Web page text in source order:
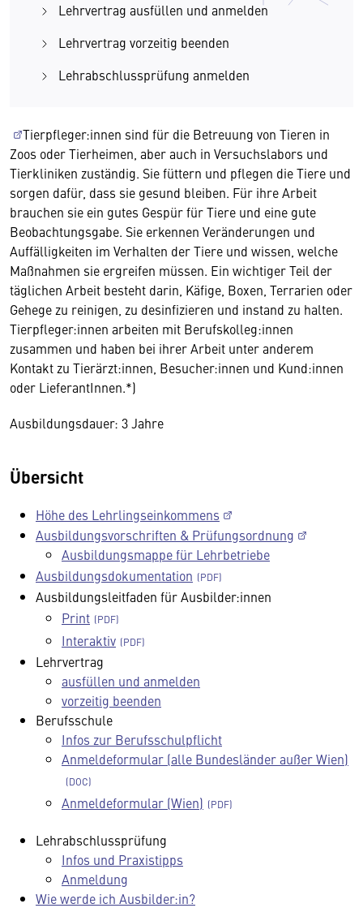
Lehrvertrag ausfüllen und anmelden
Lehrvertrag vorzeitig beenden
Lehrabschlussprüfung anmelden
Tierpfleger:innen sind für die Betreuung von Tieren in
Zoos oder Tierheimen, aber auch in Versuchslabors und
Tierkliniken zuständig. Sie füttern und pflegen die Tiere und
sorgen dafür, dass sie gesund bleiben. Für ihre Arbeit
brauchen sie ein gutes Gespür für Tiere und eine gute
Beobachtungsgabe. Sie erkennen Veränderungen und
Auffälligkeiten im Verhalten der Tiere und wissen, welche
Maßnahmen sie ergreifen müssen. Ein wichtiger Teil der
täglichen Arbeit besteht darin, Käfige, Boxen, Terrarien oder
Gehege zu reinigen, zu desinfizieren und instand zu halten.
Tierpfleger:innen arbeiten mit Berufskolleg:innen
zusammen und haben bei ihrer Arbeit unter anderem
Kontakt zu Tierärzt:innen, Besucher:innen und Kund:innen
oder LieferantInnen.*)
Ausbildungsdauer: 3 Jahre
Übersicht
Höhe des Lehrlingseinkommens
Ausbildungsvorschriften & Prüfungsordnung
Ausbildungsmappe für Lehrbetriebe
Ausbildungsdokumentation
Ausbildungsleitfaden für Ausbilder:innen
Print
Interaktiv
Lehrvertrag
ausfüllen und anmelden
vorzeitig beenden
Berufsschule
Infos zur Berufsschulpflicht
Anmeldeformular (alle Bundesländer außer Wien)
Anmeldeformular (Wien)
Lehrabschlussprüfung
Infos und Praxistipps
Anmeldung
Wie werde ich Ausbilder:in?